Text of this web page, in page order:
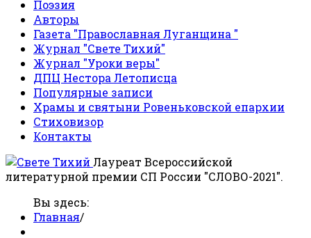
Поэзия
Авторы
Газета "Православная Луганщина "
Журнал "Свете Тихий"
Журнал "Уроки веры"
ДПЦ Нестора Летописца
Популярные записи
Храмы и святыни Ровеньковской епархии
Стиховизор
Контакты
Лауреат Всероссийской
литературной премии СП России "СЛОВО-2021".
Вы здесь:
Главная/